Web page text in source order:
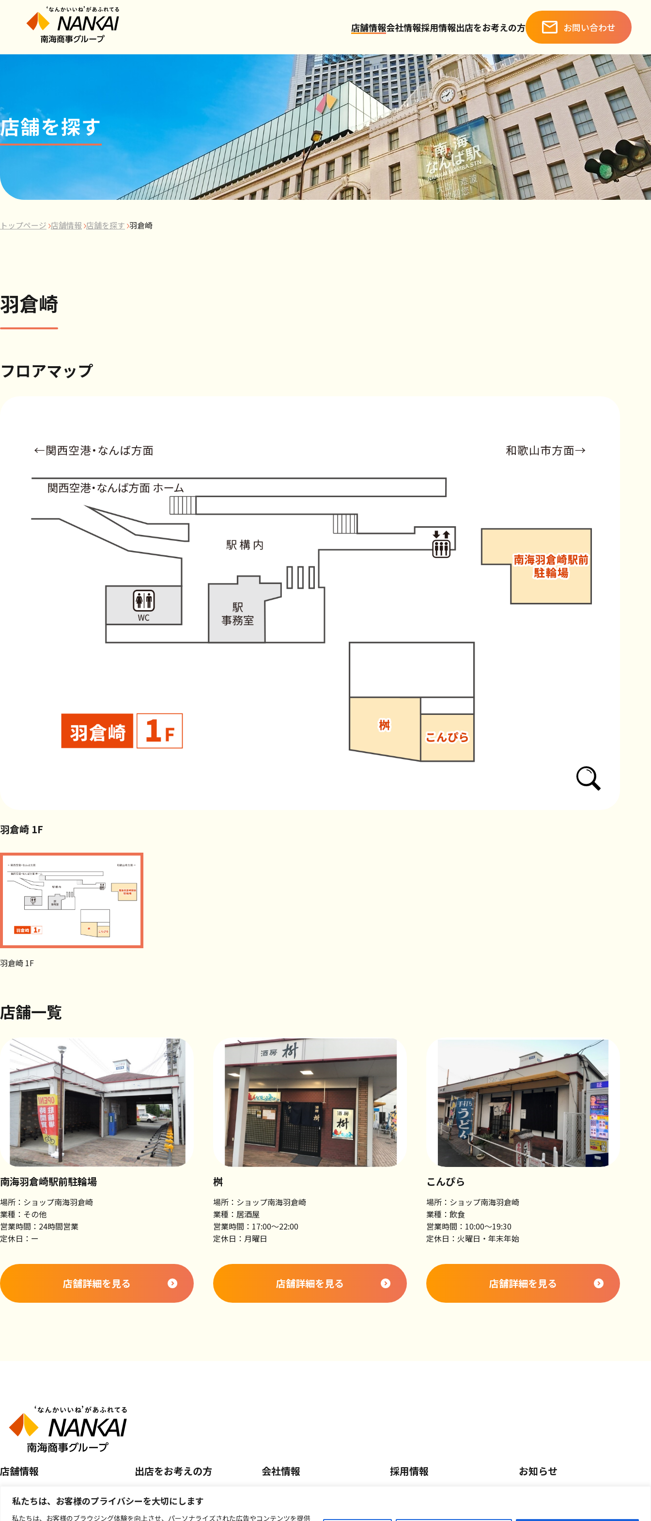
私たちは、お客様のプライバシーを大切にします
私たちは、お客様のブラウジング体験を向上させ、パーソナライズされた広告やコンテンツを提供
店舗情報会社情報採用情報出店をお考えの方 お問い合わせ
店舗を探す
トップページ 店舗情報 店舗を探す 羽倉崎
羽倉崎
フロアマップ
羽倉崎 1F
羽倉崎 1F
店舗一覧
南海羽倉崎駅前駐輪場
場所：ショップ南海羽倉崎
業種：その他
営業時間：24時間営業
定休日：ー
店舗詳細を見る
桝
場所：ショップ南海羽倉崎
業種：居酒屋
営業時間：17:00～22:00
定休日：月曜日
店舗詳細を見る
こんぴら
場所：ショップ南海羽倉崎
業種：飲食
営業時間：10:00～19:30
定休日：火曜日・年末年始
店舗詳細を見る
店舗情報
店舗を探す
開催中のPOP UP SHOP
出店をお考えの方
空き区画のご案内
催事店舗出店のご案内
会社情報
事業内容
採用情報 お知らせ